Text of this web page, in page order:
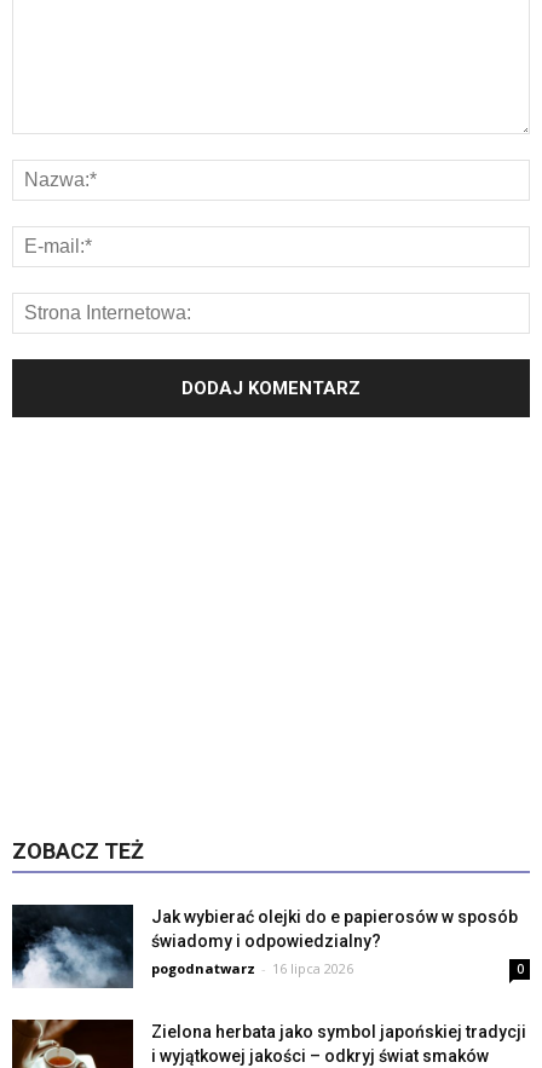
ZOBACZ TEŻ
Jak wybierać olejki do e papierosów w sposób
świadomy i odpowiedzialny?
pogodnatwarz - 16 lipca 2026 0
Zielona herbata jako symbol japońskiej tradycji
i wyjątkowej jakości – odkryj świat smaków